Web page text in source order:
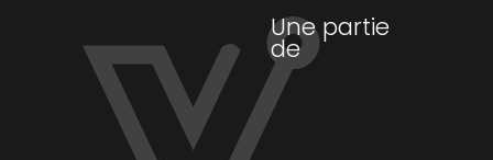
Une partie
de